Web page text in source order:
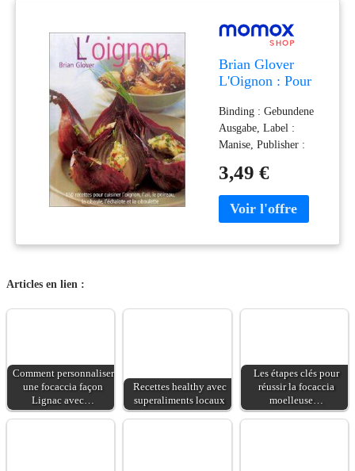
Brian Glover
L'Oignon : Pour
L'Oignon, L'Ail,
Le Poireau, La
Ciboule,
L'Échalote Et La
Ciboulette
Binding : Gebundene
Ausgabe, Label :
Manise, Publisher :
NumberOfItems : 1,
medium : Gebundene
Ausgabe,
09-18, authors : Brian
3,49 €
Articles en lien :
Comment personnaliser
une focaccia façon
Lignac avec…
Recettes healthy avec
superaliments locaux
Les étapes clés pour
réussir la focaccia
moelleuse…